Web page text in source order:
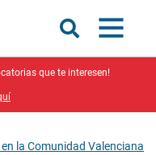
que te interesen!
la Comunidad Valenciana